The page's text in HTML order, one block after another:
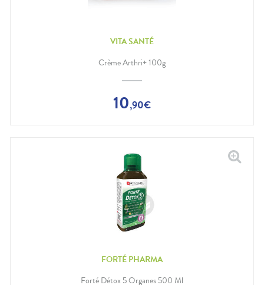
VITA SANTÉ
Crème Arthri+ 100g
10,90€
FORTÉ PHARMA
Forté Détox 5 Organes 500 Ml